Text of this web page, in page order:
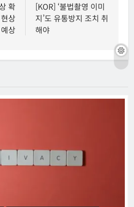
확
상
예상
[KOR] ‘불법촬영 이미
지’도 유통방지 조치 취
해야